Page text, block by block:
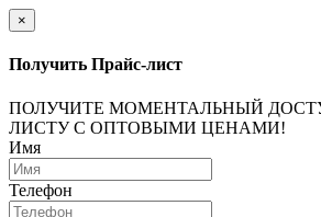
×
Получить Прайс-лист
ПОЛУЧИТЕ МОМЕНТАЛЬНЫЙ
ЛИСТУ С ОПТОВЫМИ ЦЕНАМИ!
Имя
Телефон